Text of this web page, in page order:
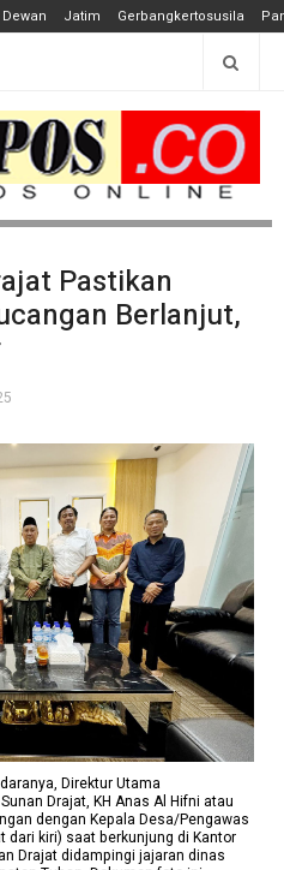
Dewan Jatim Gerbangkertosusila
Pastikan
Berlanjut,
Direktur Utama
Drajat, KH Anas Al Hifni atau
dengan Kepala Desa/Pengawas
dari kiri) saat berkunjung di Kantor
Drajat didampingi jajaran dinas